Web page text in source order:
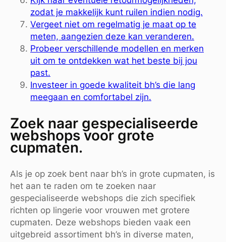
zodat je makkelijk kunt ruilen indien nodig.
Vergeet niet om regelmatig je maat op te
meten, aangezien deze kan veranderen.
Probeer verschillende modellen en merken
uit om te ontdekken wat het beste bij jou
past.
Investeer in goede kwaliteit bh’s die lang
meegaan en comfortabel zijn.
Zoek naar gespecialiseerde
webshops voor grote
cupmaten.
Als je op zoek bent naar bh’s in grote cupmaten, is
het aan te raden om te zoeken naar
gespecialiseerde webshops die zich specifiek
richten op lingerie voor vrouwen met grotere
cupmaten. Deze webshops bieden vaak een
uitgebreid assortiment bh’s in diverse maten,